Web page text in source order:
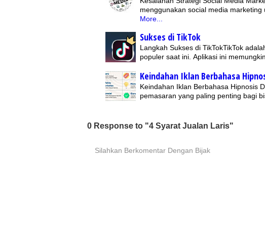
menggunakan social media
More...
Sukses di TikTok
Langkah Sukses di TikTokTikTok
populer saat ini. Aplikasi ini
Keindahan Iklan Berbahasa
Keindahan Iklan Berbahasa Hipnosis
pemasaran yang paling penting bagi
0 Response to "4 Syarat Jualan Laris"
Silahkan Berkomentar Dengan Bijak